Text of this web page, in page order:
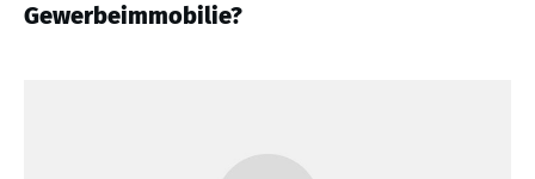
Gewerbeimmobilie?